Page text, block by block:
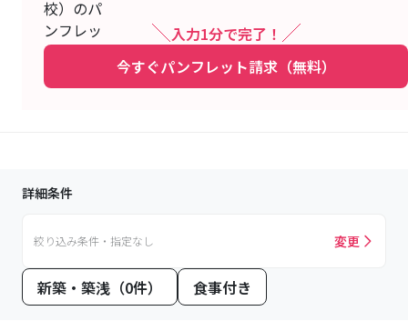
入力1分で完了！
今すぐパンフレット請求（無料）
詳細条件
絞り込み条件・指定なし 変更
新築・築浅（0件） 食事付き